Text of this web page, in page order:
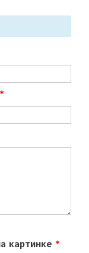
картинке